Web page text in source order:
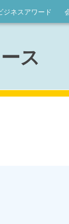
ジネスアワード
ス